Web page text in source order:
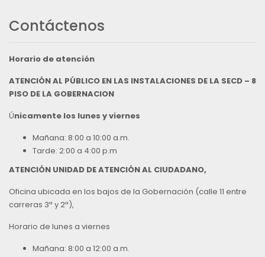
Contáctenos
Horario de atención
ATENCIÓN AL PÚBLICO EN LAS INSTALACIONES DE LA SECD – 8
PISO DE LA GOBERNACION
Únicamente los lunes y viernes
Mañana: 8:00 a 10:00 a.m.
Tarde: 2:00 a 4:00 p.m
ATENCIÓN UNIDAD DE ATENCIÓN AL CIUDADANO,
Oficina ubicada en los bajos de la Gobernación (calle 11 entre
carreras 3ª y 2ª),
Horario de lunes a viernes
Mañana: 8:00 a 12:00 a.m.